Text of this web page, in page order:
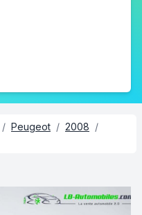
/ Peugeot / 2008 /